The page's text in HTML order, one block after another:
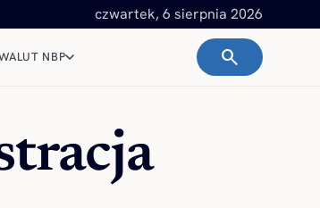
czwartek, 6 sierpnia 2026
NBP search